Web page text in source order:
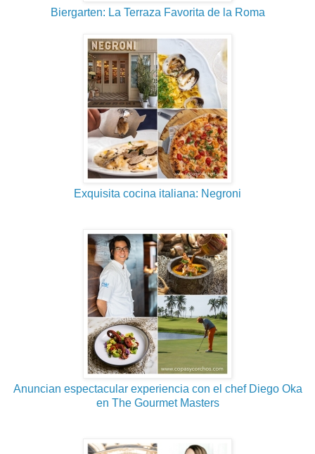
Biergarten: La Terraza Favorita de la Roma
Exquisita cocina italiana: Negroni
Anuncian espectacular experiencia con el chef Diego Oka
en The Gourmet Masters